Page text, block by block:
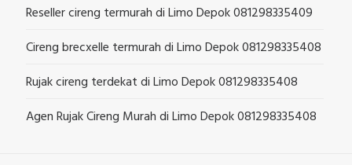
Reseller cireng termurah di Limo Depok 081298335409
Cireng brecxelle termurah di Limo Depok 081298335408
Rujak cireng terdekat di Limo Depok 081298335408
Agen Rujak Cireng Murah di Limo Depok 081298335408